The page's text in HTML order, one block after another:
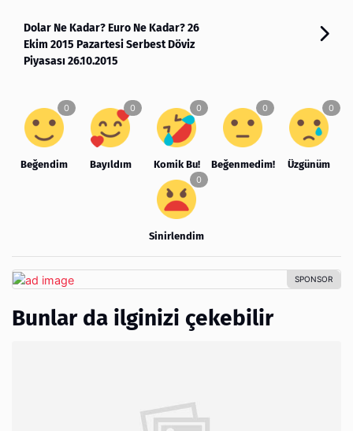
Dolar Ne Kadar? Euro Ne Kadar? 26
Ekim 2015 Pazartesi Serbest Döviz
Piyasası 26.10.2015
Beğendim Bayıldım Komik Bu! Beğenmedim! Üzgünüm
Sinirlendim
Bunlar da ilginizi çekebilir